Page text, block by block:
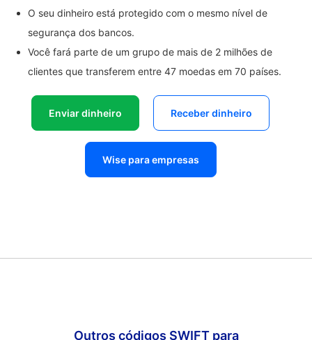
O seu dinheiro está protegido com o mesmo nível de
segurança dos bancos.
Você fará parte de um grupo de mais de 2 milhões de
clientes que transferem entre 47 moedas em 70 países.
Enviar dinheiro Receber dinheiro
Wise para empresas
Outros códigos SWIFT para